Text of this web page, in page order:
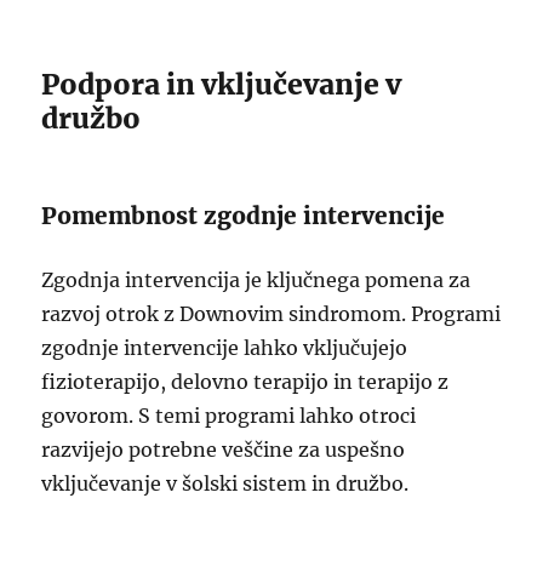
Podpora in vključevanje v
družbo
Pomembnost zgodnje intervencije
Zgodnja intervencija je ključnega pomena za
razvoj otrok z Downovim sindromom. Programi
zgodnje intervencije lahko vključujejo
fizioterapijo, delovno terapijo in terapijo z
govorom. S temi programi lahko otroci
razvijejo potrebne veščine za uspešno
vključevanje v šolski sistem in družbo.